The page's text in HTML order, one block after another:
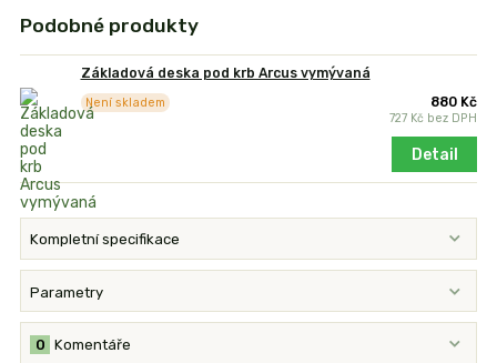
Podobné produkty
Základová deska pod krb Arcus vymývaná
880 Kč
727 Kč bez DPH
Není skladem
Detail
Kompletní specifikace
Parametry
Komentáře
0